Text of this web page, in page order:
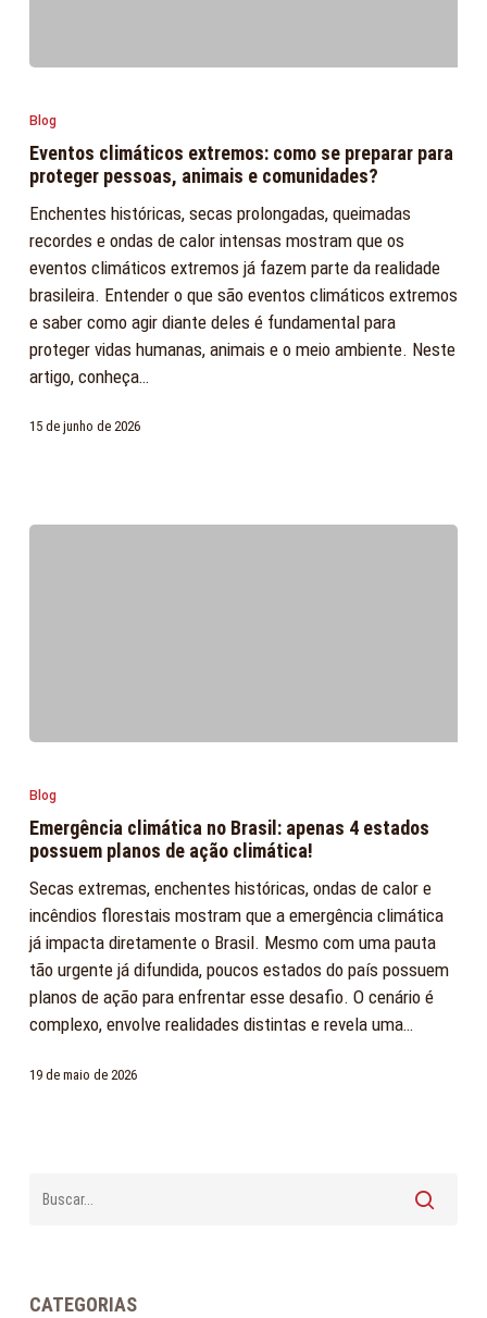
extremos:
como
se
preparar
para
proteger
pessoas,
animais
e
comunidades?
Blog
Eventos climáticos extremos: como se preparar para
proteger pessoas, animais e comunidades?
Enchentes históricas, secas prolongadas, queimadas
recordes e ondas de calor intensas mostram que os
eventos climáticos extremos já fazem parte da realidade
brasileira. Entender o que são eventos climáticos extremos
e saber como agir diante deles é fundamental para
proteger vidas humanas, animais e o meio ambiente. Neste
artigo, conheça…
15 de junho de 2026
Brasil:
apenas
4
estados
possuem
planos
de
ação
Blog
Emergência climática no Brasil: apenas 4 estados
possuem planos de ação climática!
Secas extremas, enchentes históricas, ondas de calor e
incêndios florestais mostram que a emergência climática
já impacta diretamente o Brasil. Mesmo com uma pauta
tão urgente já difundida, poucos estados do país possuem
planos de ação para enfrentar esse desafio. O cenário é
complexo, envolve realidades distintas e revela uma…
19 de maio de 2026
CATEGORIAS